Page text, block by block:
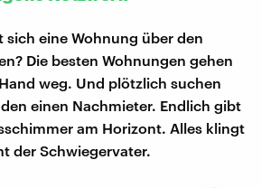
sich eine Wohnung über den
Die besten Wohnungen gehen
weg. Und plötzlich suchen
einen Nachmieter. Endlich gibt
am Horizont. Alles klingt
der Schwiegervater.